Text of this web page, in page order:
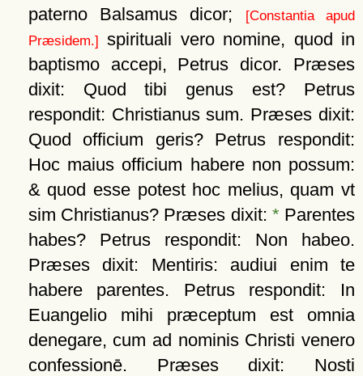
paterno Balsamus dicor;
[Constantia apud
Præsidem.]
spirituali vero nomine, quod in
baptismo accepi, Petrus dicor. Præses
dixit: Quod tibi genus est? Petrus
respondit: Christianus sum. Præses dixit:
Quod officium geris? Petrus respondit:
Hoc maius officium habere non possum:
& quod esse potest hoc melius, quam vt
sim Christianus? Præses dixit: * Parentes
habes? Petrus respondit: Non habeo.
Præses dixit: Mentiris: audiui enim te
habere parentes. Petrus respondit: In
Euangelio mihi præceptum est omnia
denegare, cum ad nominis Christi venero
confessionē. Præses dixit: Nosti